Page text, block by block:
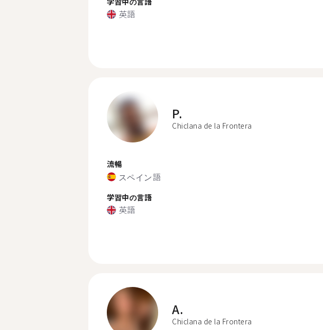
英語
P.
Chiclana de la Frontera
流暢
スペイン語
学習中の言語
英語
A.
Chiclana de la Frontera